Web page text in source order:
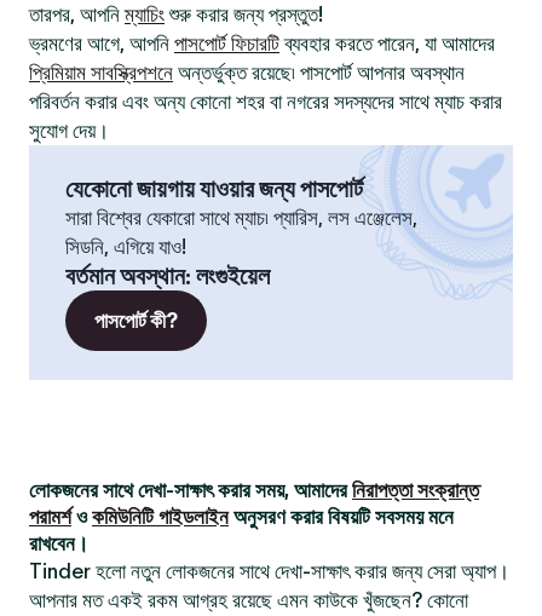
তারপর, আপনিম্যাচিং শুরু করার জন্য প্রস্তুত!
ভ্রমণের আগে, আপনি পাসপোর্ট ফিচারটিব্যবহার করতে পারেন, যা আমাদের
প্রিমিয়াম সাবস্ক্রিপশনে অন্তর্ভুক্ত রয়েছে৷ পাসপোর্ট আপনার অবস্থান
পরিবর্তন করার এবং অন্য কোনো শহর বা নগরের সদস্যদের সাথে ম্যাচ করার
সুযোগ দেয়।
যেকোনো জায়গায় যাওয়ার জন্য পাসপোর্ট
সারা বিশ্বের যেকারো সাথে ম্যাচ৷ প্যারিস, লস এঞ্জেলেস,
সিডনি, এগিয়ে যাও!
বর্তমান অবস্থান: লংগুইয়েল
পাসপোর্ট কী?
লোকজনের সাথে দেখা-সাক্ষাৎ করার সময়, আমাদেরনিরাপত্তা সংক্রান্ত
পরামর্শওকমিউনিটি গাইডলাইনঅনুসরণ করার বিষয়টি সবসময় মনে
রাখবেন।
Tinder হলো নতুন লোকজনের সাথে দেখা-সাক্ষাৎ করার জন্য সেরা অ্যাপ।
আপনার মত একই রকম আগ্রহ রয়েছে এমন কাউকে খুঁজছেন? কোনো